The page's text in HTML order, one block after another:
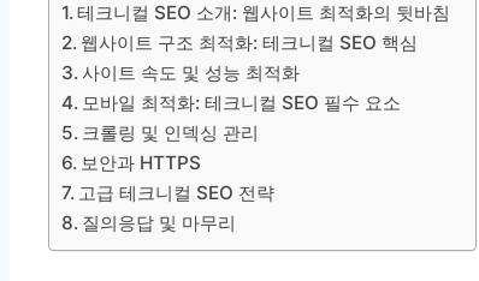
테크니컬 SEO 소개: 웹사이트 최적화의 뒷바침
웹사이트 구조 최적화: 테크니컬 SEO 핵심
사이트 속도 및 성능 최적화
모바일 최적화: 테크니컬 SEO 필수 요소
크롤링 및 인덱싱 관리
보안과 HTTPS
고급 테크니컬 SEO 전략
질의응답 및 마무리